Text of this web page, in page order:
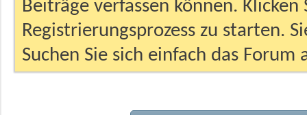
Beiträge verfassen können.
Registrierungsprozess zu starten.
Suchen Sie sich einfach das